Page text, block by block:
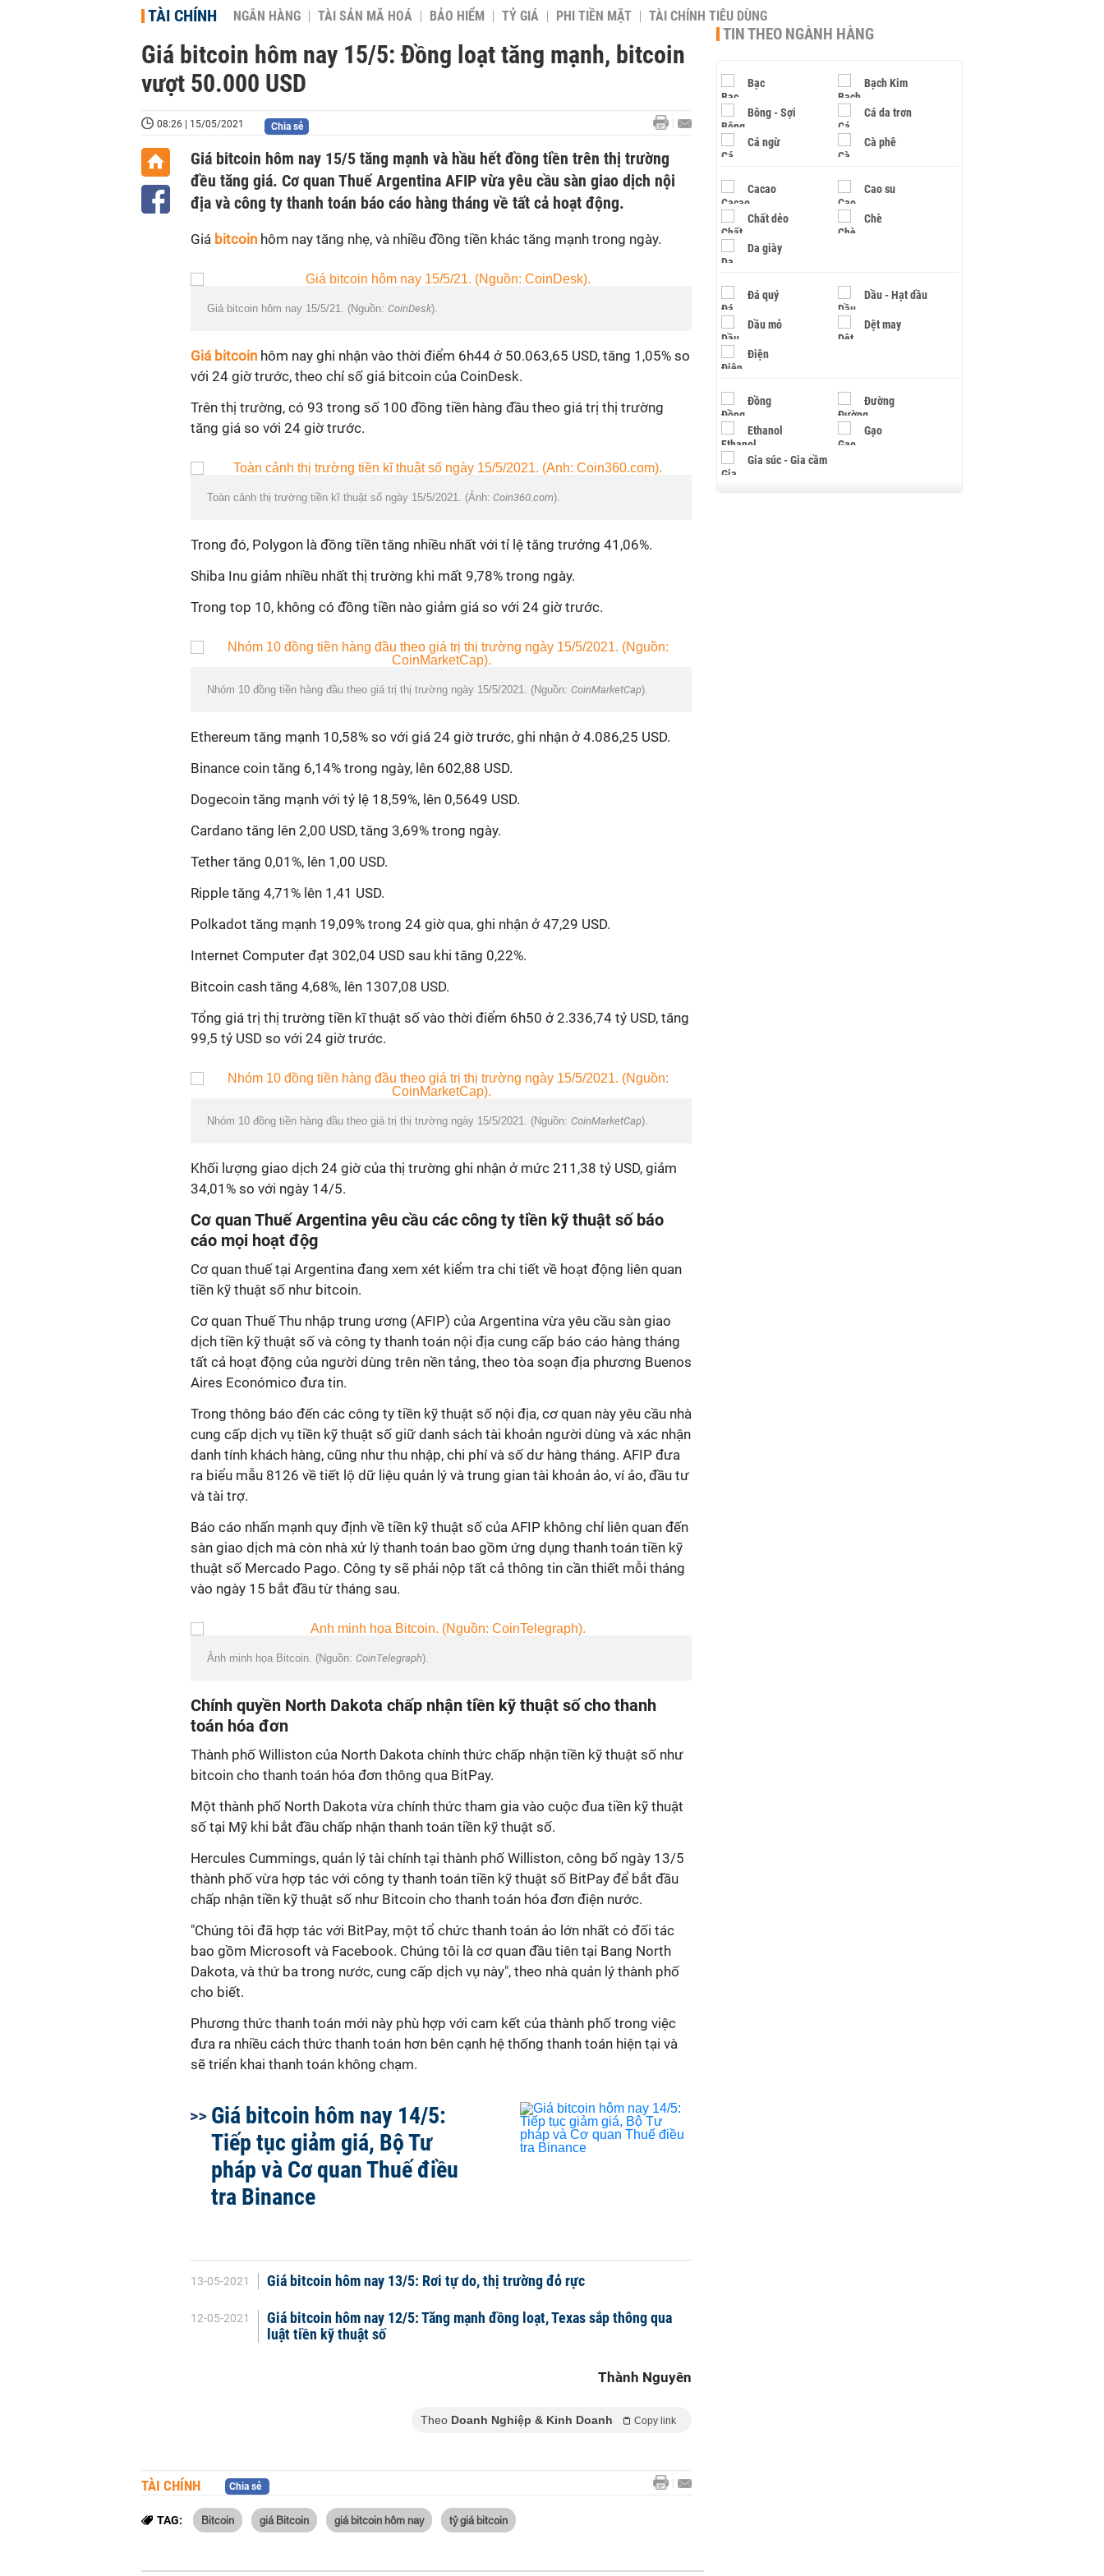
TÀI CHÍNH NGÂN HÀNG TÀI SẢN MÃ HOÁ BẢO HIỂM TỶ GIÁ PHI TIỀN MẶT TÀI CHÍNH TIÊU DÙNG
Giá bitcoin hôm nay 15/5: Đồng loạt tăng mạnh, bitcoin
vượt 50.000 USD
08:26 | 15/05/2021 Chia sẻ
Giá bitcoin hôm nay 15/5 tăng mạnh và hầu hết đồng tiền trên thị trường
đều tăng giá. Cơ quan Thuế Argentina AFIP vừa yêu cầu sàn giao dịch nội
địa và công ty thanh toán báo cáo hàng tháng về tất cả hoạt động.
Giá bitcoin hôm nay tăng nhẹ, và nhiều đồng tiền khác tăng mạnh trong ngày.
Giá bitcoin hôm nay 15/5/21. (Nguồn: CoinDesk).
Giá bitcoin hôm nay ghi nhận vào thời điểm 6h44 ở 50.063,65 USD, tăng 1,05% so
với 24 giờ trước, theo chỉ số giá bitcoin của CoinDesk.
Trên thị trường, có 93 trong số 100 đồng tiền hàng đầu theo giá trị thị trường
tăng giá so với 24 giờ trước.
Toàn cảnh thị trường tiền kĩ thuật số ngày 15/5/2021. (Ảnh: Coin360.com).
Trong đó, Polygon là đồng tiền tăng nhiều nhất với tỉ lệ tăng trưởng 41,06%.
Shiba Inu giảm nhiều nhất thị trường khi mất 9,78% trong ngày.
Trong top 10, không có đồng tiền nào giảm giá so với 24 giờ trước.
Nhóm 10 đồng tiền hàng đầu theo giá trị thị trường ngày 15/5/2021. (Nguồn: CoinMarketCap).
Ethereum tăng mạnh 10,58% so với giá 24 giờ trước, ghi nhận ở 4.086,25 USD.
Binance coin tăng 6,14% trong ngày, lên 602,88 USD.
Dogecoin tăng mạnh với tỷ lệ 18,59%, lên 0,5649 USD.
Cardano tăng lên 2,00 USD, tăng 3,69% trong ngày.
Tether tăng 0,01%, lên 1,00 USD.
Ripple tăng 4,71% lên 1,41 USD.
Polkadot tăng mạnh 19,09% trong 24 giờ qua, ghi nhận ở 47,29 USD.
Internet Computer đạt 302,04 USD sau khi tăng 0,22%.
Bitcoin cash tăng 4,68%, lên 1307,08 USD.
Tổng giá trị thị trường tiền kĩ thuật số vào thời điểm 6h50 ở 2.336,74 tỷ USD, tăng
99,5 tỷ USD so với 24 giờ trước.
Nhóm 10 đồng tiền hàng đầu theo giá trị thị trường ngày 15/5/2021. (Nguồn: CoinMarketCap).
Khối lượng giao dịch 24 giờ của thị trường ghi nhận ở mức 211,38 tỷ USD, giảm
34,01% so với ngày 14/5.
Cơ quan Thuế Argentina yêu cầu các công ty tiền kỹ thuật số báo
cáo mọi hoạt độg
Cơ quan thuế tại Argentina đang xem xét kiểm tra chi tiết về hoạt động liên quan
tiền kỹ thuật số như bitcoin.
Cơ quan Thuế Thu nhập trung ương (AFIP) của Argentina vừa yêu cầu sàn giao
dịch tiền kỹ thuật số và công ty thanh toán nội địa cung cấp báo cáo hàng tháng
tất cả hoạt động của người dùng trên nền tảng, theo tòa soạn địa phương Buenos
Aires Económico đưa tin.
Trong thông báo đến các công ty tiền kỹ thuật số nội địa, cơ quan này yêu cầu nhà
cung cấp dịch vụ tiền kỹ thuật số giữ danh sách tài khoản người dùng và xác nhận
danh tính khách hàng, cũng như thu nhập, chi phí và số dư hàng tháng. AFIP đưa
ra biểu mẫu 8126 về tiết lộ dữ liệu quản lý và trung gian tài khoản ảo, ví ảo, đầu tư
và tài trợ.
Báo cáo nhấn mạnh quy định về tiền kỹ thuật số của AFIP không chỉ liên quan đến
sàn giao dịch mà còn nhà xử lý thanh toán bao gồm ứng dụng thanh toán tiền kỹ
thuật số Mercado Pago. Công ty sẽ phải nộp tất cả thông tin cần thiết mỗi tháng
vào ngày 15 bắt đầu từ tháng sau.
Ảnh minh họa Bitcoin. (Nguồn: CoinTelegraph).
Chính quyền North Dakota chấp nhận tiền kỹ thuật số cho thanh
toán hóa đơn
Thành phố Williston của North Dakota chính thức chấp nhận tiền kỹ thuật số như
bitcoin cho thanh toán hóa đơn thông qua BitPay.
Một thành phố North Dakota vừa chính thức tham gia vào cuộc đua tiền kỹ thuật
số tại Mỹ khi bắt đầu chấp nhận thanh toán tiền kỹ thuật số.
Hercules Cummings, quản lý tài chính tại thành phố Williston, công bố ngày 13/5
thành phố vừa hợp tác với công ty thanh toán tiền kỹ thuật số BitPay để bắt đầu
chấp nhận tiền kỹ thuật số như Bitcoin cho thanh toán hóa đơn điện nước.
"Chúng tôi đã hợp tác với BitPay, một tổ chức thanh toán ảo lớn nhất có đối tác
bao gồm Microsoft và Facebook. Chúng tôi là cơ quan đầu tiên tại Bang North
Dakota, và thứ ba trong nước, cung cấp dịch vụ này", theo nhà quản lý thành phố
cho biết.
Phương thức thanh toán mới này phù hợp với cam kết của thành phố trong việc
đưa ra nhiều cách thức thanh toán hơn bên cạnh hệ thống thanh toán hiện tại và
sẽ triển khai thanh toán không chạm.
Giá bitcoin hôm nay 14/5:
Tiếp tục giảm giá, Bộ Tư
pháp và Cơ quan Thuế điều
tra Binance
13-05-2021 Giá bitcoin hôm nay 13/5: Rơi tự do, thị trường đỏ rực
12-05-2021
Giá bitcoin hôm nay 12/5: Tăng mạnh đồng loạt, Texas sắp thông qua
luật tiền kỹ thuật số
Thành Nguyên
Theo Doanh Nghiệp & Kinh Doanh Copy link
TÀI CHÍNH Chia sẻ
TAG: Bitcoin giá Bitcoin giá bitcoin hôm nay tỷ giá bitcoin
TIN THEO NGÀNH HÀNG
Bạc Bạch Kim
Bông - Sợi Cá da trơn
Cá ngừ Cà phê
Cacao Cao su
Chất dẻo Chè
Da giày
Đá quý Dầu - Hạt dầu
Dầu mỏ Dệt may
Điện
Đồng Đường
Ethanol Gạo
Gia súc - Gia cầm